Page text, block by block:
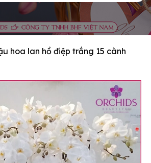
hoa lan hồ điệp trắng 15 cành